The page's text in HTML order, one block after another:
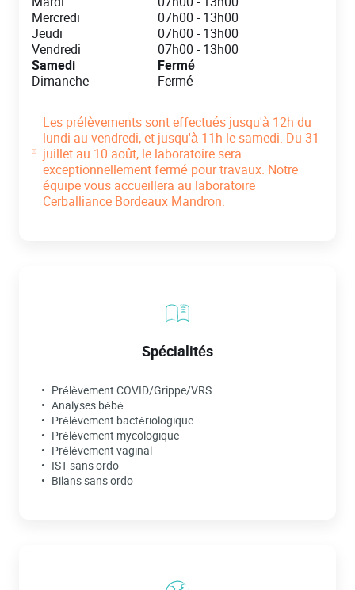
Mercredi
07h00 -13h00
Jeudi
07h00 -13h00
Vendredi
07h00 -13h00
Samedi
Fermé
Dimanche
Fermé
Les prélèvements sont effectués jusqu'à 12h du
lundi au vendredi, et jusqu'à 11h le samedi. Du 31
juillet au 10 août, le laboratoire sera
exceptionnellement fermé pour travaux. Notre
équipe vous accueillera au laboratoire
Cerballiance Bordeaux Mandron.
Spécialités
Prélèvement COVID/Grippe/VRS
Analyses bébé
Prélèvement bactériologique
Prélèvement mycologique
Prélèvement vaginal
IST sans ordo
Bilans sans ordo